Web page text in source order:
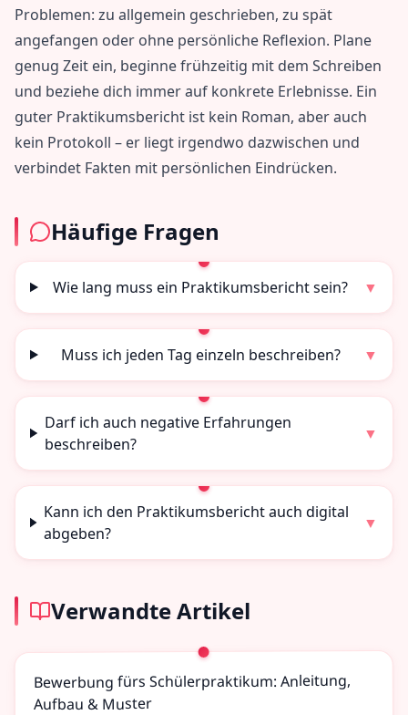
Problemen: zu allgemein geschrieben, zu spät
angefangen oder ohne persönliche Reflexion. Plane
genug Zeit ein, beginne frühzeitig mit dem Schreiben
und beziehe dich immer auf konkrete Erlebnisse. Ein
guter Praktikumsbericht ist kein Roman, aber auch
kein Protokoll – er liegt irgendwo dazwischen und
verbindet Fakten mit persönlichen Eindrücken.
Häufige Fragen
Wie lang muss ein Praktikumsbericht sein? ▼
Muss ich jeden Tag einzeln beschreiben? ▼
Darf ich auch negative Erfahrungen
beschreiben?
▼
Kann ich den Praktikumsbericht auch digital
abgeben?
▼
Verwandte Artikel
Bewerbung fürs Schülerpraktikum: Anleitung,
Aufbau & Muster